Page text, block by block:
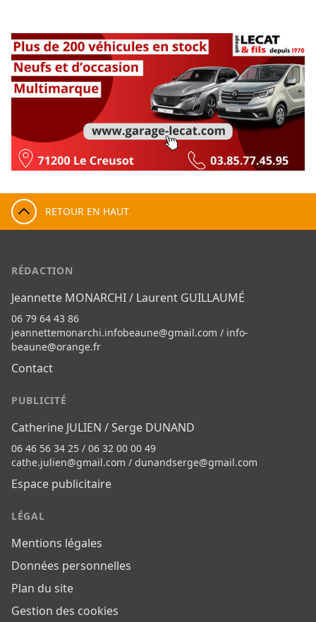
RETOUR EN HAUT
RÉDACTION
Jeannette MONARCHI / Laurent GUILLAUMÉ
06 79 64 43 86
jeannettemonarchi.infobeaune@gmail.com / info-
beaune@orange.fr
Contact
PUBLICITÉ
Catherine JULIEN / Serge DUNAND
06 46 56 34 25 / 06 32 00 00 49
cathe.julien@gmail.com / dunandserge@gmail.com
Espace publicitaire
LÉGAL
Mentions légales
Données personnelles
Plan du site
Gestion des cookies